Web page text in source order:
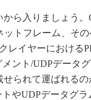
ら入りましょう。
ットフレーム、そ
レイヤーにおける
ント/UDPデータ
せられて運ばれる
トやUDPデータグ